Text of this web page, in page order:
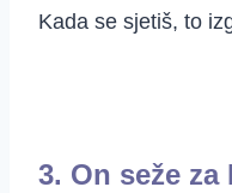
Kada se sjetiš, to
3. On seže